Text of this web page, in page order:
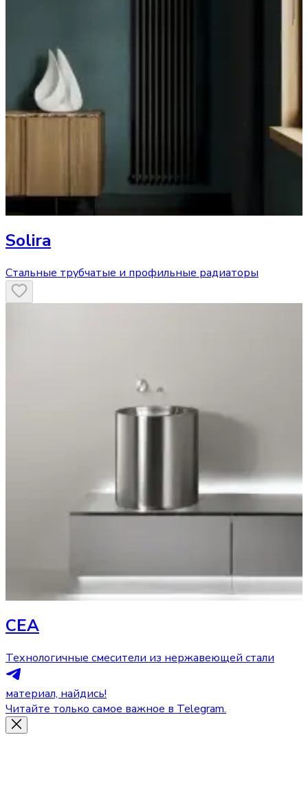
Solira
Стальные трубчатые и профильные радиаторы
CEA
Технологичные смесители из нержавеющей стали
материал, найдись!
Читайте только самое важное в Telegram.